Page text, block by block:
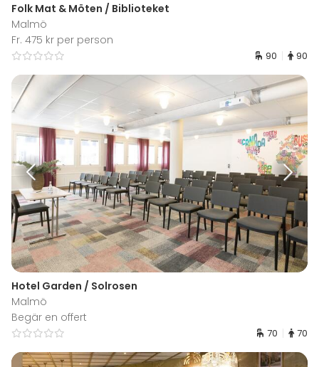
Folk Mat & Möten / Biblioteket
Malmö
Fr. 475 kr per person
90 90
Hotel Garden / Solrosen
Malmö
Begär en offert
70 70